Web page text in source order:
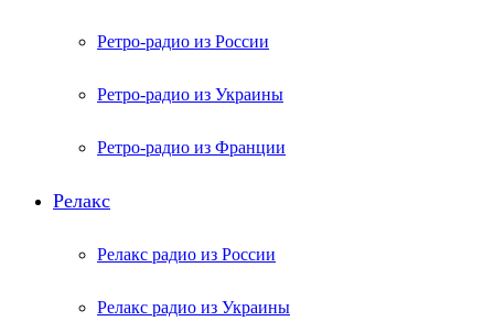
Ретро-радио из России
Ретро-радио из Украины
Ретро-радио из Франции
Релакс
Релакс радио из России
Релакс радио из Украины